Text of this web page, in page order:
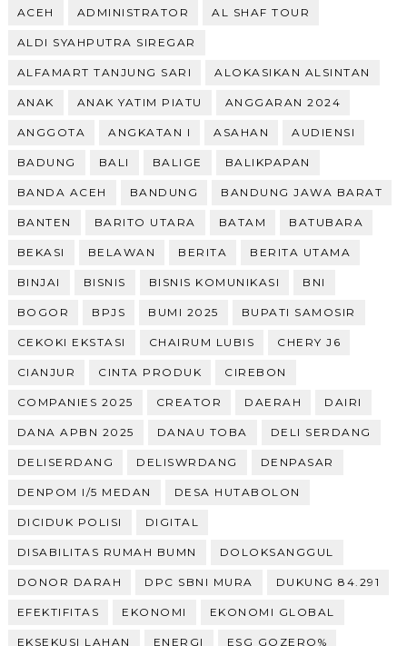
ACEH ADMINISTRATOR AL SHAF TOUR
ALDI SYAHPUTRA SIREGAR
ALFAMART TANJUNG SARI ALOKASIKAN ALSINTAN
ANAK ANAK YATIM PIATU ANGGARAN 2024
ANGGOTA ANGKATAN I ASAHAN AUDIENSI
BADUNG BALI BALIGE BALIKPAPAN
BANDA ACEH BANDUNG BANDUNG JAWA BARAT
BANTEN BARITO UTARA BATAM BATUBARA
BEKASI BELAWAN BERITA BERITA UTAMA
BINJAI BISNIS BISNIS KOMUNIKASI BNI
BOGOR BPJS BUMI 2025 BUPATI SAMOSIR
CEKOKI EKSTASI CHAIRUM LUBIS CHERY J6
CIANJUR CINTA PRODUK CIREBON
COMPANIES 2025 CREATOR DAERAH DAIRI
DANA APBN 2025 DANAU TOBA DELI SERDANG
DELISERDANG DELISWRDANG DENPASAR
DENPOM I/5 MEDAN DESA HUTABOLON
DICIDUK POLISI DIGITAL
DISABILITAS RUMAH BUMN DOLOKSANGGUL
DONOR DARAH DPC SBNI MURA DUKUNG 84.291
EFEKTIFITAS EKONOMI EKONOMI GLOBAL
EKSEKUSI LAHAN ENERGI ESG GOZERO%